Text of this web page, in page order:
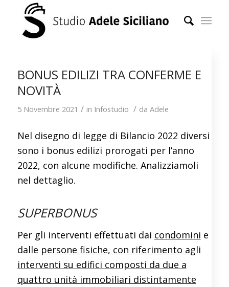
BONUS EDILIZI TRA CONFERME E
NOVITÀ
5 Novembre 2021 / in Infostudio / da Adele
Nel disegno di legge di Bilancio 2022 diversi
sono i bonus edilizi prorogati per l’anno
2022, con alcune modifiche. Analizziamoli
nel dettaglio.
SUPERBONUS
Per gli interventi effettuati dai condomini e
dalle persone fisiche, con riferimento agli
interventi su edifici composti da due a
quattro unità immobiliari distintamente